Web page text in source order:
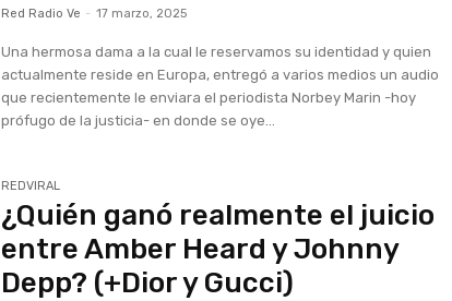
Red Radio Ve - 17 marzo, 2025
Una hermosa dama a la cual le reservamos su identidad y quien
actualmente reside en Europa, entregó a varios medios un audio
que recientemente le enviara el periodista Norbey Marin -hoy
prófugo de la justicia- en donde se oye...
REDVIRAL
¿Quién ganó realmente el juicio
entre Amber Heard y Johnny
Depp? (+Dior y Gucci)